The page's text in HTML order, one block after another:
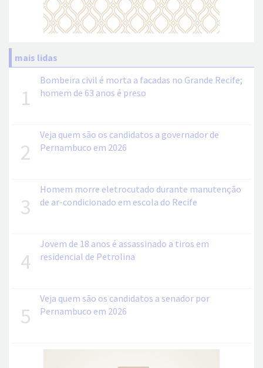
mais lidas
1
Bombeira civil é morta a facadas no Grande Recife;
homem de 63 anos é preso
2
Veja quem são os candidatos a governador de
Pernambuco em 2026
3
Homem morre eletrocutado durante manutenção
de ar-condicionado em escola do Recife
4
Jovem de 18 anos é assassinado a tiros em
residencial de Petrolina
5
Veja quem são os candidatos a senador por
Pernambuco em 2026